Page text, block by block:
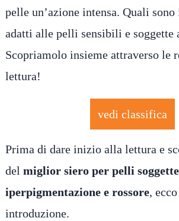
pelle un’azione intensa. Quali
adatti alle pelli sensibili e soggette
Scopriamolo insieme attraverso le
lettura!
vedi classifica
Prima di dare inizio alla lettura e
del miglior siero per pelli
iperpigmentazione e rossore,
introduzione.